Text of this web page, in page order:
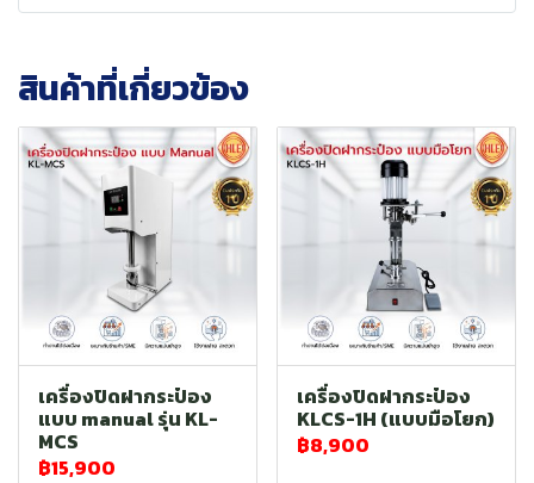
สินค้าที่เกี่ยวข้อง
เครื่องปิดฝากระป๋อง
แบบ manual รุ่น KL-
MCS
฿15,900
เครื่องปิดฝากระป๋อง
KLCS-1H (แบบมือโยก)
฿8,900